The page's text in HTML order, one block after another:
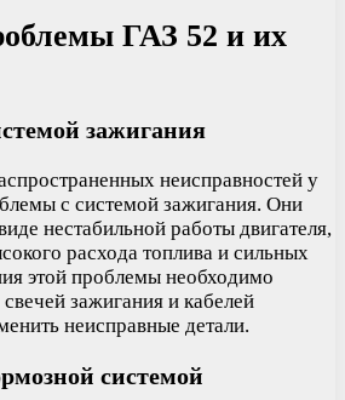
ГАЗ 52 и их
зажигания
неисправностей у
с системой зажигания. Они
нестабильной работы двигателя,
расхода топлива и сильных
этой проблемы необходимо
зажигания и кабелей
неисправные детали.
системой